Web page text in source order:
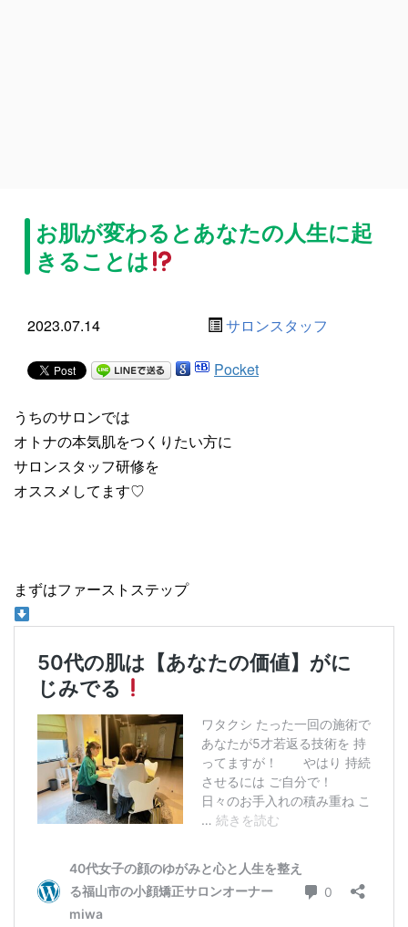
お肌が変わるとあなたの人生に起
きることは
2023.07.14 サロンスタッフ
Pocket
うちのサロンでは
オトナの本気肌をつくりたい方に
サロンスタッフ研修を
オススメしてます♡
まずはファーストステップ